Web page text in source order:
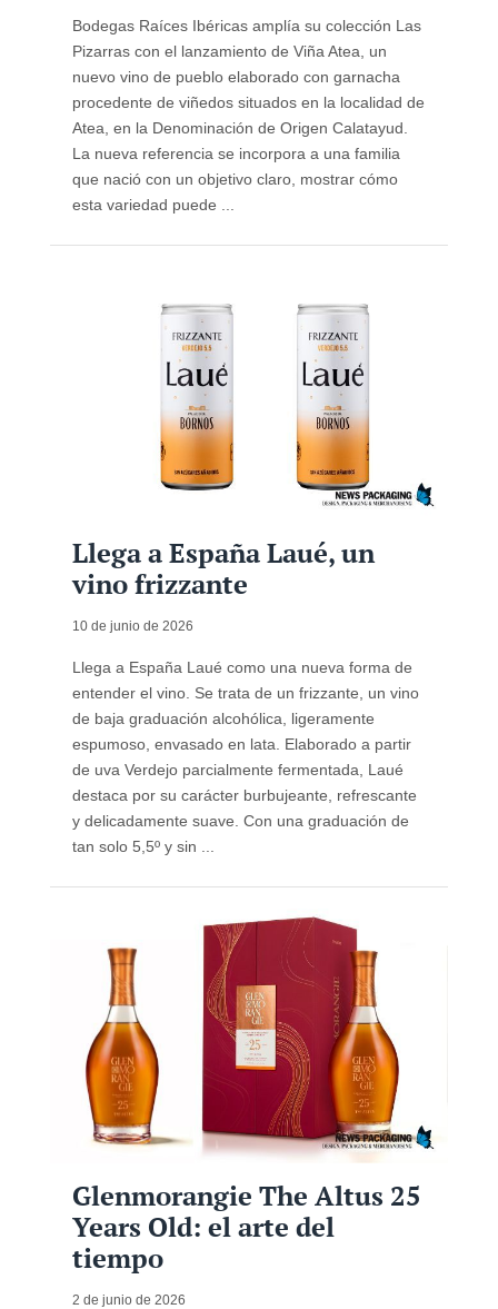
Bodegas Raíces Ibéricas amplía su colección Las
Pizarras con el lanzamiento de Viña Atea, un
nuevo vino de pueblo elaborado con garnacha
procedente de viñedos situados en la localidad de
Atea, en la Denominación de Origen Calatayud.
La nueva referencia se incorpora a una familia
que nació con un objetivo claro, mostrar cómo
esta variedad puede ...
Llega a España Laué, un
vino frizzante
10 de junio de 2026
Llega a España Laué como una nueva forma de
entender el vino. Se trata de un frizzante, un vino
de baja graduación alcohólica, ligeramente
espumoso, envasado en lata. Elaborado a partir
de uva Verdejo parcialmente fermentada, Laué
destaca por su carácter burbujeante, refrescante
y delicadamente suave. Con una graduación de
tan solo 5,5º y sin ...
Glenmorangie The Altus 25
Years Old: el arte del
tiempo
2 de junio de 2026